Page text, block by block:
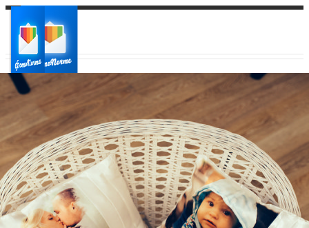
Ваш город:
Ваш регион доставки
Выберите из списка: